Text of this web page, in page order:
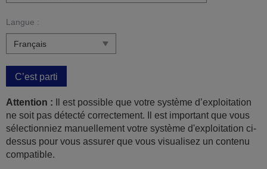
Langue :
C’est parti
Attention : Il est possible que votre système d’exploitation
ne soit pas détecté correctement. Il est important que vous
sélectionniez manuellement votre système d'exploitation ci-
dessus pour vous assurer que vous visualisez un contenu
compatible.